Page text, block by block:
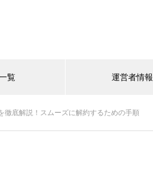
覧 運営者情報
徹底解説！スムーズに解約するための手順